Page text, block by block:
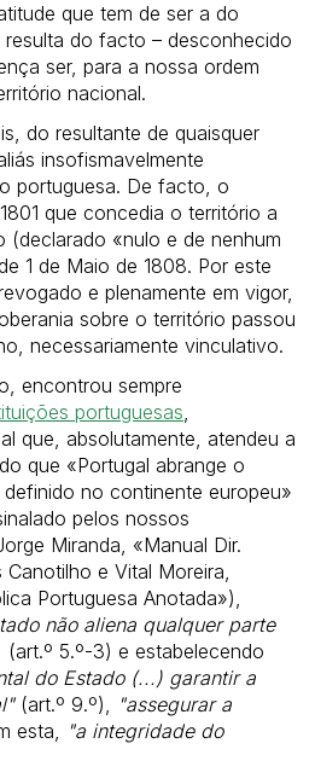
que tem de ser a do
do facto – desconhecido
ser, para a nossa ordem
nacional.
do resultante de quaisquer
insofismavelmente
portuguesa. De facto, o
que concedia o território a
(declarado «nulo e de nenhum
1 de Maio de 1808. Por este
e plenamente em vigor,
sobre o território passou
necessariamente vinculativo.
encontrou sempre
portuguesas,
que, absolutamente, atendeu a
que «Portugal abrange o
no continente europeu»
pelos nossos
Miranda, «Manual Dir.
e Vital Moreira,
Portuguesa Anotada»),
não aliena qualquer parte
(art.º 5.º-3) e estabelecendo
do Estado (...) garantir a
(art.º 9.º), "assegurar a
esta, "a integridade do